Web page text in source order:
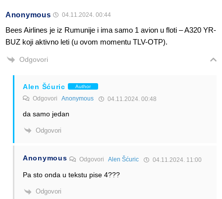
Anonymous 04.11.2024. 00:44
Bees Airlines je iz Rumunije i ima samo 1 avion u floti – A320 YR-
BUZ koji aktivno leti (u ovom momentu TLV-OTP).
Odgovori
Alen Šćuric Author
Odgovori Anonymous 04.11.2024. 00:48
da samo jedan
Odgovori
Anonymous OdgovoriAlen Šćuric 04.11.2024. 11:00
Pa sto onda u tekstu pise 4???
Odgovori